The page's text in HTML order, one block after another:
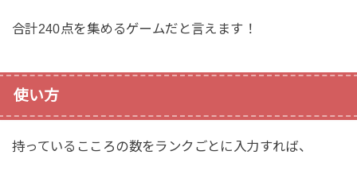
合計240点を集めるゲームだと言えます！
使い方
持っているこころの数をランクごとに入力すれば、